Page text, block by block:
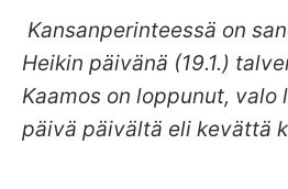
Kansanperinteessä on
Heikin päivänä (19.1.)
Kaamos on loppunut,
päivä päivältä eli kevättä